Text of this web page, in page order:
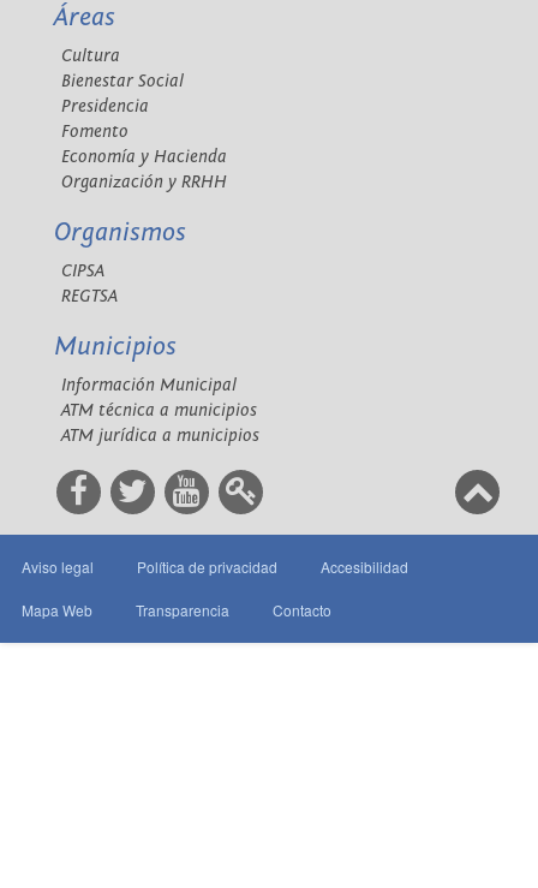
Áreas
Cultura
Bienestar Social
Presidencia
Fomento
Economía y Hacienda
Organización y RRHH
Organismos
CIPSA
REGTSA
Municipios
Información Municipal
ATM técnica a municipios
ATM jurídica a municipios
Aviso legal Política de privacidad Accesibilidad
Mapa Web Transparencia Contacto